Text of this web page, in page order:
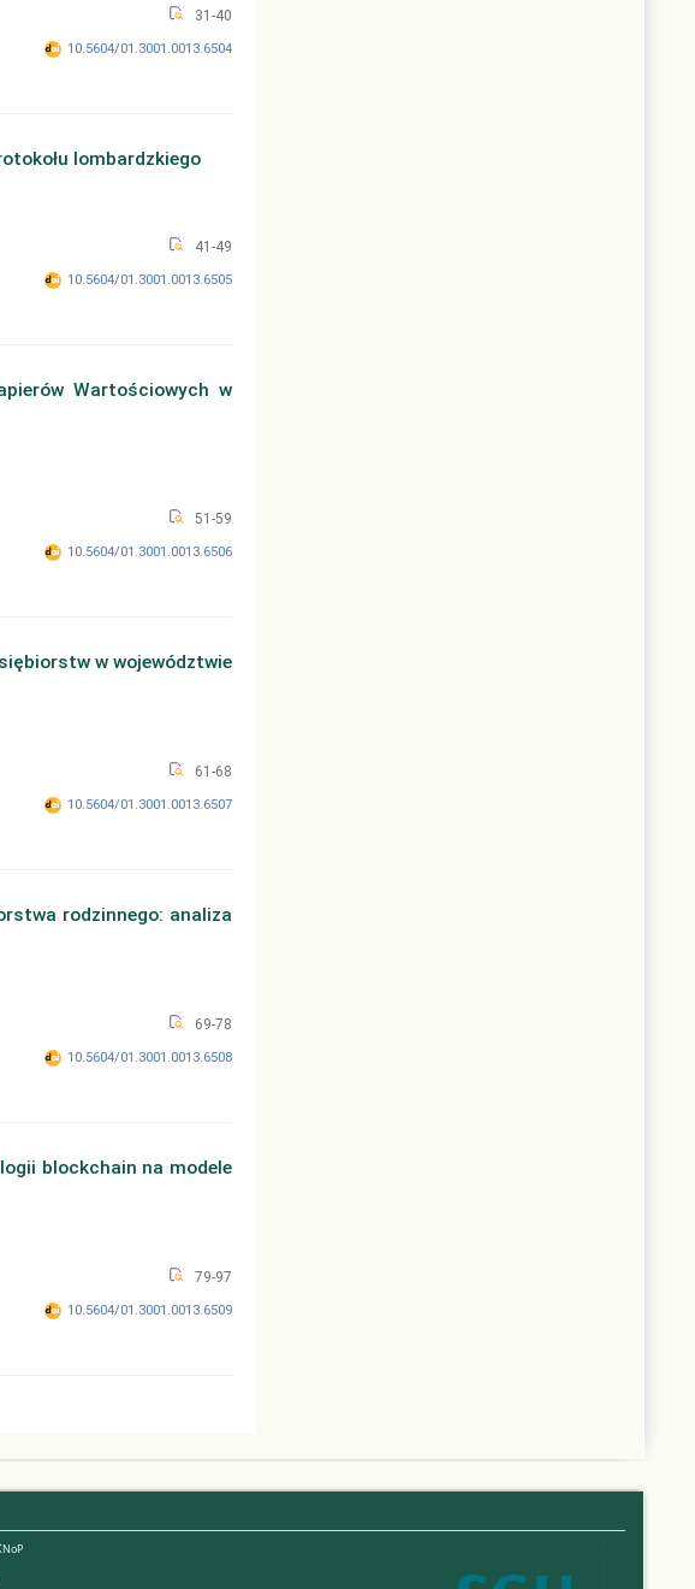
31-40
10.5604/01.3001.0013.6504
lombardzkiego
41-49
10.5604/01.3001.0013.6505
Wartościowych w
51-59
10.5604/01.3001.0013.6506
w województwie
61-68
10.5604/01.3001.0013.6507
rodzinnego: analiza
69-78
10.5604/01.3001.0013.6508
blockchain na modele
79-97
10.5604/01.3001.0013.6509